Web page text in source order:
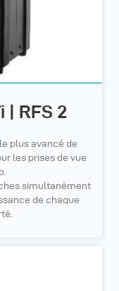
| RFS 2
plus avancé de
les prises de vue
simultanément
de chaque